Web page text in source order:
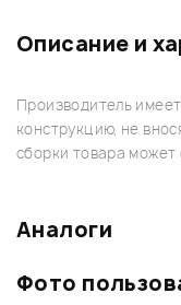
Описание и
Производитель
конструкцию, не
сборки товара может
Аналоги
Фото